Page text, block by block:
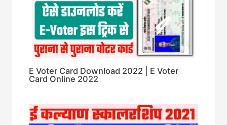
E Voter Card Download 2022 | E Voter
Card Online 2022